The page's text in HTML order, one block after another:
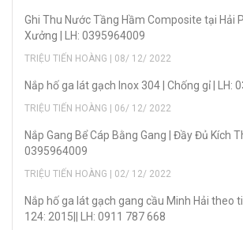
Ghi Thu Nước Tầng Hầm Composite tại Hải
Xưởng | LH: 0395964009
TRIỆU TIẾN HOÀNG | 08/ 12/ 2022
Nắp hố ga lát gạch Inox 304 | Chống gỉ | LH:
TRIỆU TIẾN HOÀNG | 06/ 12/ 2022
Nắp Gang Bể Cáp Bằng Gang | Đầy Đủ Kích
0395964009
TRIỆU TIẾN HOÀNG | 02/ 12/ 2022
Nắp hố ga lát gạch gang cầu Minh Hải theo
124: 2015|| LH: 0911 787 668